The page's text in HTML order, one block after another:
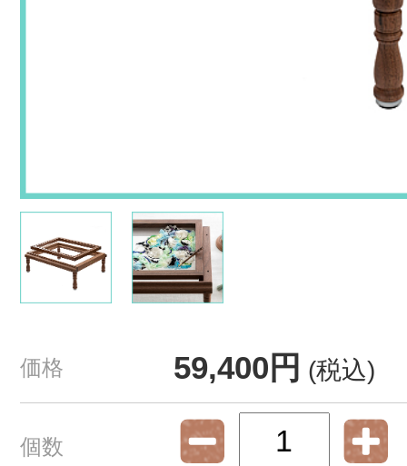
価格 59,400円 (税込)
個数